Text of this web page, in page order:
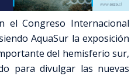
el Congreso Internacional
AquaSur la exposición
del hemisferio sur,
para divulgar las nuevas